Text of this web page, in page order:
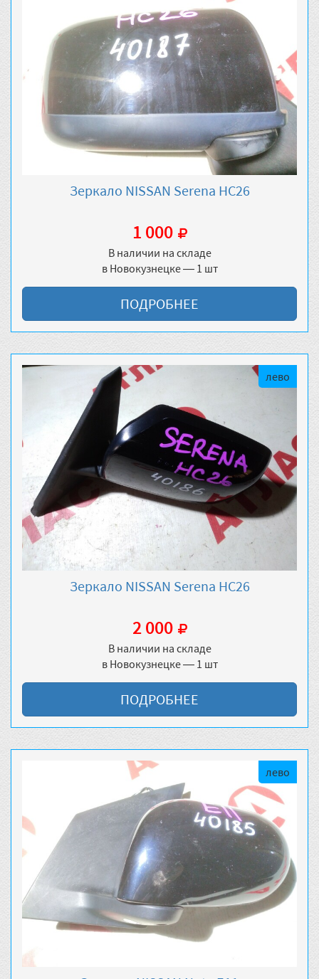
Зеркало NISSAN Serena HC26
1 000
В наличии на складе
в Новокузнецке — 1 шт
ПОДРОБНЕЕ
лево
Зеркало NISSAN Serena HC26
2 000
В наличии на складе
в Новокузнецке — 1 шт
ПОДРОБНЕЕ
лево